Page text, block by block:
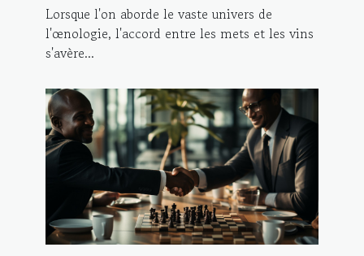
Lorsque l'on aborde le vaste univers de
l'œnologie, l'accord entre les mets et les vins
s'avère...